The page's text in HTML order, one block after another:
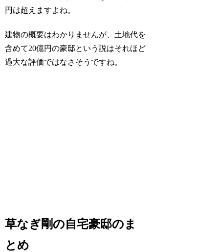
円は超えますよね。
建物の概要はわかりませんが、土地代を
含めて20億円の豪邸という説はそれほど
過大な評価ではなさそうですね。
草なぎ剛の自宅豪邸のま
とめ